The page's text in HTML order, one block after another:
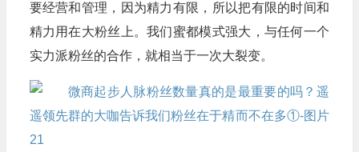
要经营和管理，因为精力有限，所以把有限的时间和
精力用在大粉丝上。我们蜜都模式强大，与任何一个
实力派粉丝的合作，就相当于一次大裂变。